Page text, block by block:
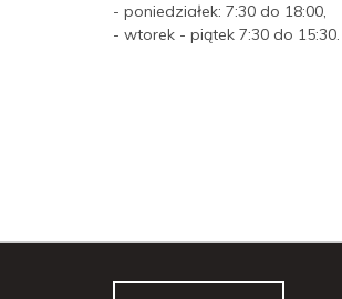
- poniedziałek: 7:30 do 18:00,
- wtorek - piątek 7:30 do 15:30.